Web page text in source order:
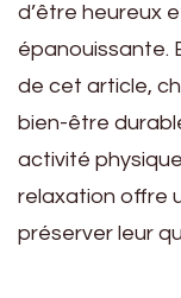
d’être heureux
épanouissante.
de cet article,
bien-être
activité
relaxation offre
préserver leur